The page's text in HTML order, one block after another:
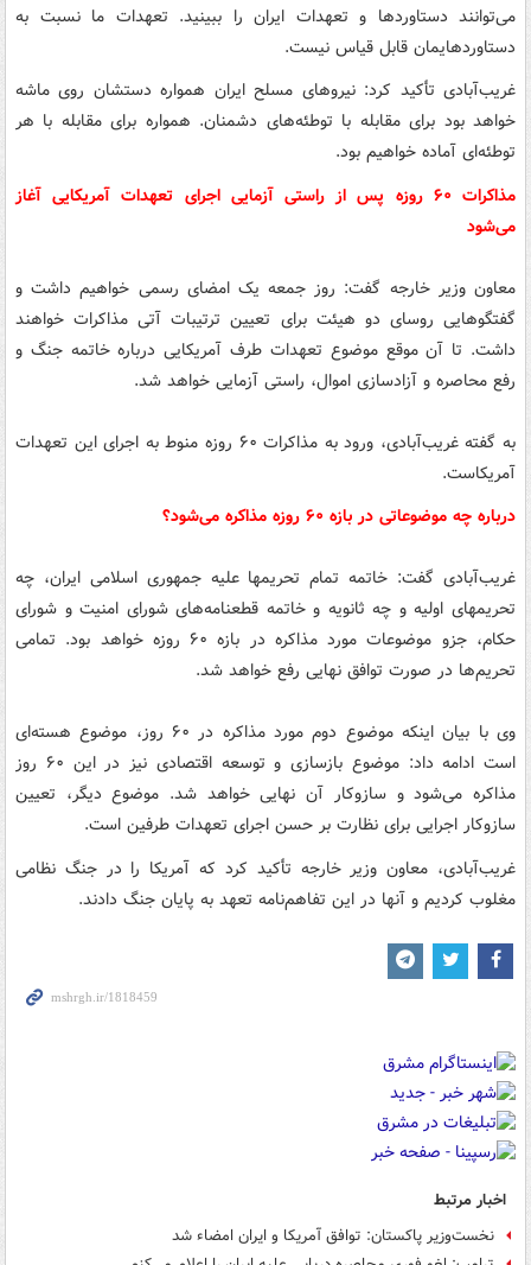
می‌توانند دستاوردها و تعهدات ایران را ببینید. تعهدات ما نسبت به
دستاوردهایمان قابل قیاس نیست.
غریب‌آبادی تأکید کرد: نیروهای مسلح ایران همواره دستشان روی ماشه
خواهد بود برای مقابله با توطئه‌های دشمنان. همواره برای مقابله با هر
توطئه‌ای آماده خواهیم بود.
مذاکرات ۶۰ روزه پس از راستی آزمایی اجرای تعهدات آمریکایی آغاز
می‌شود
معاون وزیر خارجه گفت: روز جمعه یک امضای رسمی خواهیم داشت و
گفتگوهایی روسای دو هیئت برای تعیین ترتیبات آتی مذاکرات خواهند
داشت. تا آن موقع موضوع تعهدات طرف آمریکایی درباره خاتمه جنگ و
رفع محاصره و آزادسازی اموال، راستی آزمایی خواهد شد.
به گفته غریب‌آبادی، ورود به مذاکرات ۶۰ روزه منوط به اجرای این تعهدات
آمریکاست.
درباره چه موضوعاتی در بازه ۶۰ روزه مذاکره می‌شود؟
غریب‌آبادی گفت: خاتمه تمام تحریمها علیه جمهوری اسلامی ایران، چه
تحریمهای اولیه و چه ثانویه و خاتمه قطعنامه‌های شورای امنیت و شورای
حکام، جزو موضوعات مورد مذاکره در بازه ۶۰ روزه خواهد بود. تمامی
تحریم‌ها در صورت توافق نهایی رفع خواهد شد.
وی با بیان اینکه موضوع دوم مورد مذاکره در ۶۰ روز، موضوع هسته‌ای
است ادامه داد: موضوع بازسازی و توسعه اقتصادی نیز در این ۶۰ روز
مذاکره می‌شود و سازوکار آن نهایی خواهد شد. موضوع دیگر، تعیین
سازوکار اجرایی برای نظارت بر حسن اجرای تعهدات طرفین است.
غریب‌آبادی، معاون وزیر خارجه تأکید کرد که آمریکا را در جنگ نظامی
مغلوب کردیم و آنها در این تفاهم‌نامه تعهد به پایان جنگ دادند.
اخبار مرتبط
نخست‌وزیر پاکستان: توافق آمریکا و ایران امضاء شد